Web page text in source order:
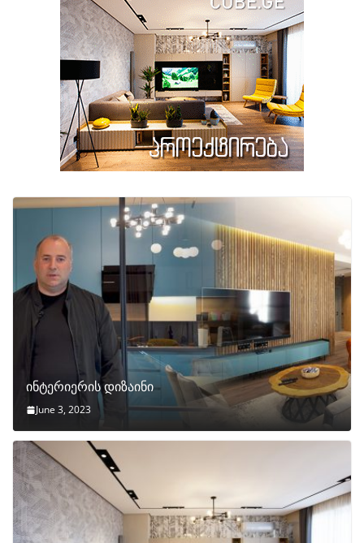
ინტერიერის დიზაინი
June 3, 2023